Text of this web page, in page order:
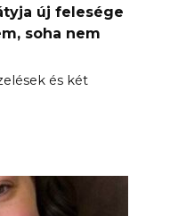
új felesége
soha nem
és két